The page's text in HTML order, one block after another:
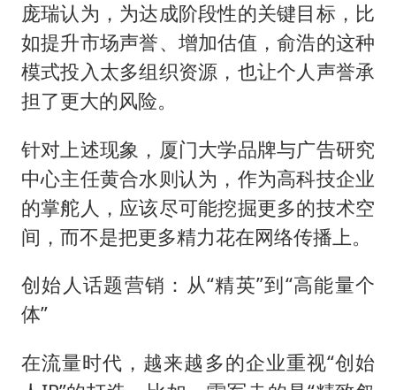
庞瑞认为，为达成阶段性的关键目标，比
如提升市场声誉、增加估值，俞浩的这种
模式投入太多组织资源，也让个人声誉承
担了更大的风险。
针对上述现象，厦门大学品牌与广告研究
中心主任黄合水则认为，作为高科技企业
的掌舵人，应该尽可能挖掘更多的技术空
间，而不是把更多精力花在网络传播上。
创始人话题营销：从“精英”到“高能量个
体”
在流量时代，越来越多的企业重视“创始